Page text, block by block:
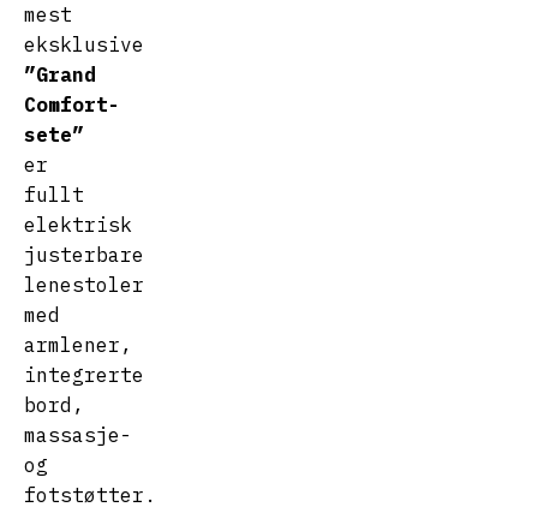
mest
eksklusive
”Grand
Comfort-
sete”
er
fullt
elektrisk
justerbare
lenestoler
med
armlener,
integrerte
bord,
massasje-
og
fotstøtter.